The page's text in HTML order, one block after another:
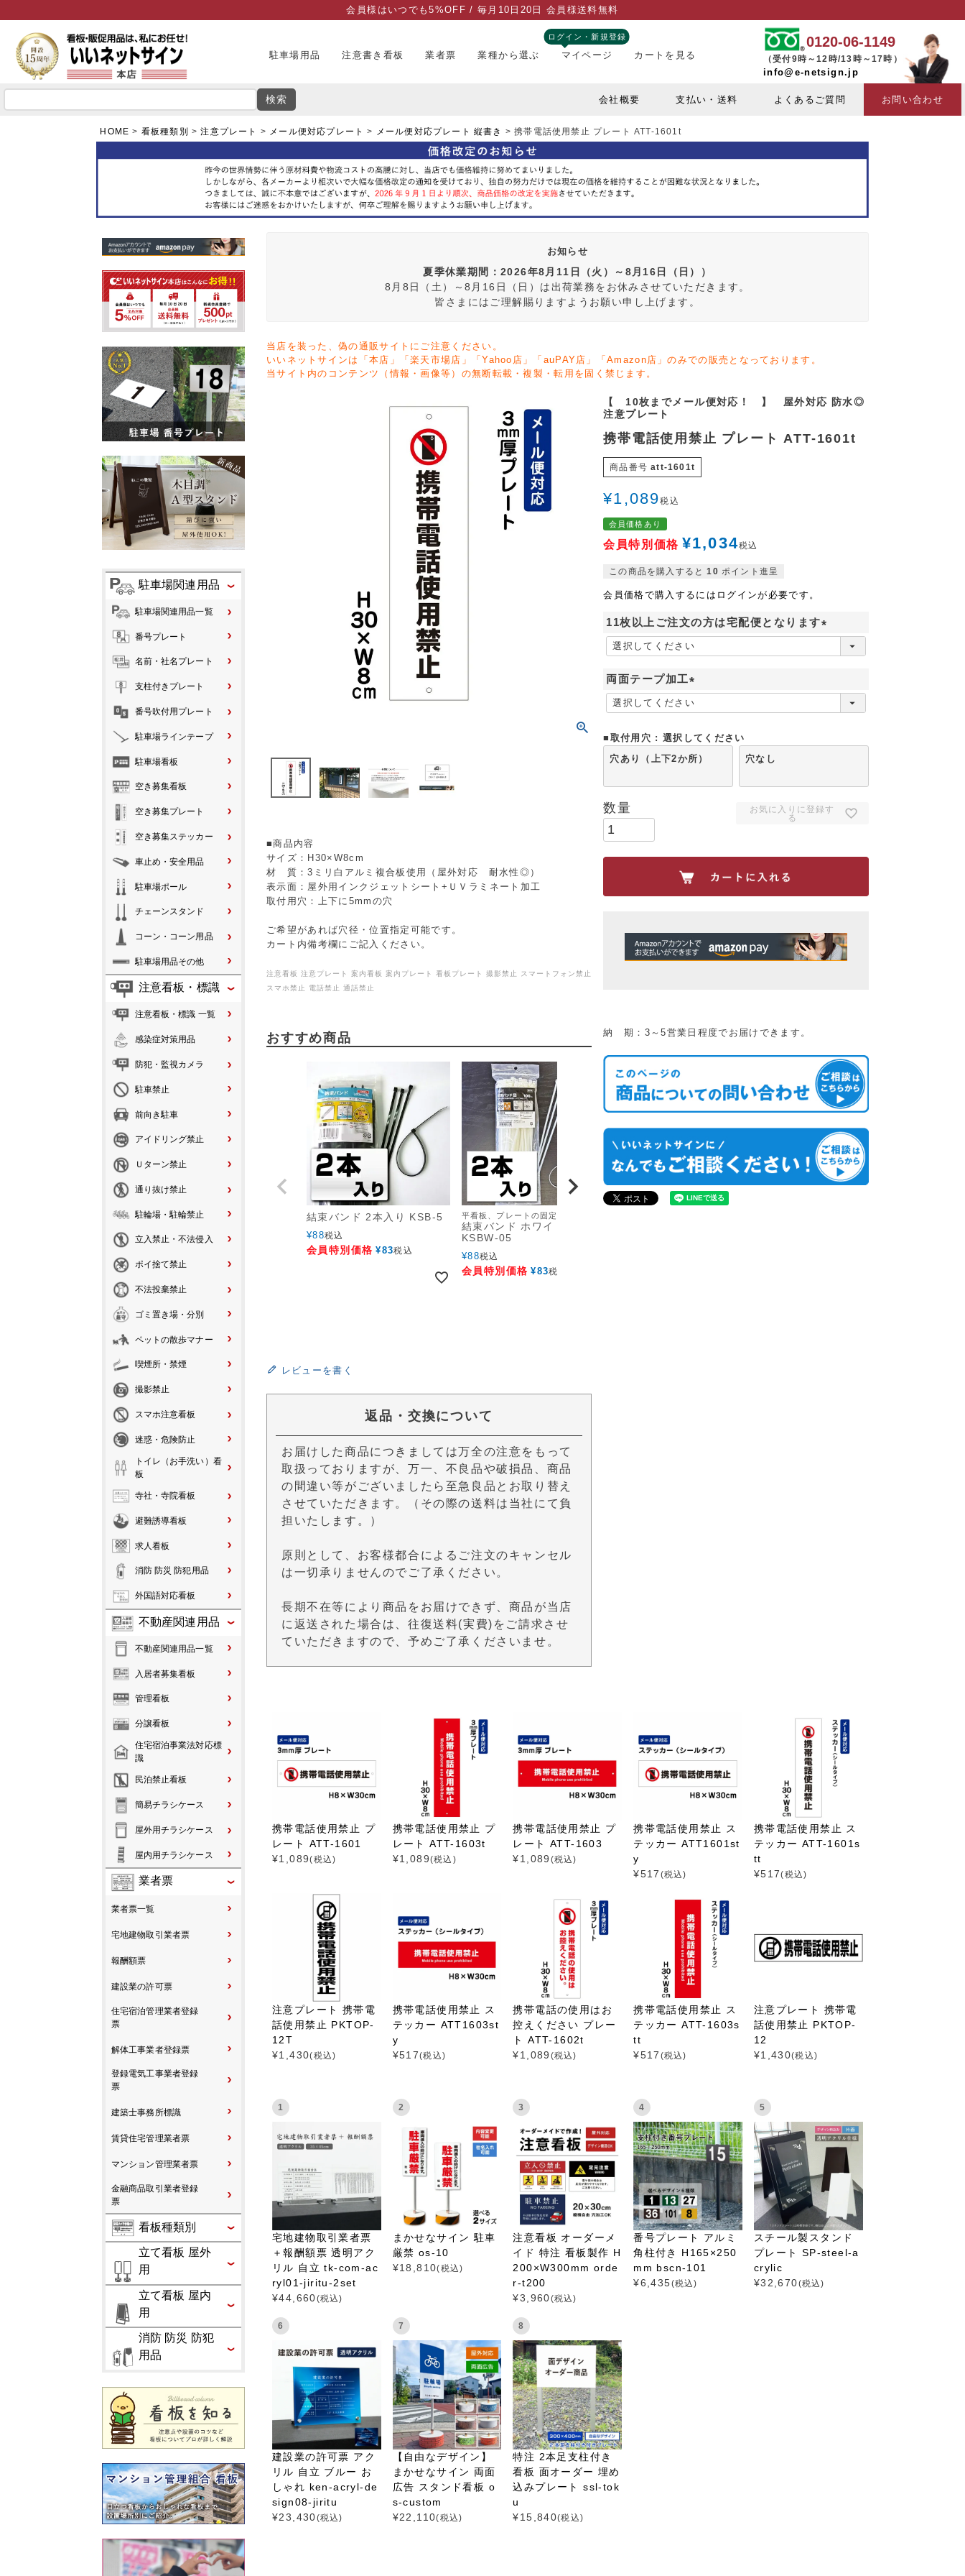
会員様はいつでも5%OFF / 毎月10日20日 会員様送料無料
駐車場用品 注意書き看板 業者票 業種から選ぶ
ログイン・新規登録
マイページ カートを見る
0120-06-1149
（受付9時～12時/13時～17時）
info@e-netsign.jp
検索 会社概要 支払い・送料 よくあるご質問 お問い合わせ
HOME 看板種類別 注意プレート メール便対応プレート メール便対応プレート 縦書き 携帯電話使用禁止 プレート ATT-1601t
駐車場関連用品
駐車場関連用品一覧
番号プレート
名前・社名プレート
支柱付きプレート
番号吹付用プレート
駐車場ラインテープ
駐車場看板
空き募集看板
空き募集プレート
空き募集ステッカー
車止め・安全用品
駐車場ポール
チェーンスタンド
コーン・コーン用品
駐車場用品その他
注意看板・標識
注意看板・標識 一覧
感染症対策用品
防犯・監視カメラ
駐車禁止
前向き駐車
アイドリング禁止
Ｕターン禁止
通り抜け禁止
駐輪場・駐輪禁止
立入禁止・不法侵入
ポイ捨て禁止
不法投棄禁止
ゴミ置き場・分別
ペットの散歩マナー
喫煙所・禁煙
撮影禁止
スマホ注意看板
迷惑・危険防止
トイレ（お手洗い）看
板
寺社・寺院看板
避難誘導看板
求人看板
消防 防災 防犯用品
外国語対応看板
不動産関連用品
不動産関連用品一覧
入居者募集看板
管理看板
分譲看板
住宅宿泊事業法対応標
識
民泊禁止看板
簡易チラシケース
屋外用チラシケース
屋内用チラシケース
業者票
業者票一覧
宅地建物取引業者票
報酬額票
建設業の許可票
住宅宿泊管理業者登録
票
解体工事業者登録票
登録電気工事業者登録
票
建築士事務所標識
賃貸住宅管理業者票
マンション管理業者票
金融商品取引業者登録
票
看板種類別
立て看板 屋外
用
立て看板 屋内
用
消防 防災 防犯
用品
お知らせ
夏季休業期間：2026年8月11日（火）～8月16日（日））
8月8日（土）～8月16日（日）は出荷業務をお休みさせていただきます。
皆さまにはご理解賜りますようお願い申し上げます。
当店を装った、偽の通販サイトにご注意ください。
いいネットサインは「本店」「楽天市場店」「Yahoo店」「auPAY店」「Amazon店」のみでの販売となっております。
当サイト内のコンテンツ（情報・画像等）の無断転載・複製・転用を固く禁じます。
■商品内容
サイズ：H30×W8cm
材 質：3ミリ白アルミ複合板使用（屋外対応 耐水性◎）
表示面：屋外用インクジェットシート+ＵＶラミネート加工
取付用穴：上下に5mmの穴
ご希望があれば穴径・位置指定可能です。
カート内備考欄にご記入ください。
注意看板 注意プレート 案内看板 案内プレート 看板プレート 撮影禁止 スマートフォン禁止
スマホ禁止 電話禁止 通話禁止
おすすめ商品
結束バンド 2本入り KSB-5
¥88税込
会員特別価格 ¥83税込
平看板、プレートの固定に
結束バンド ホワイト2本入り
KSBW-05
¥88税込
会員特別価格 ¥83税込
レビューを書く
返品・交換について
お届けした商品につきましては万全の注意をもって
取扱っておりますが、万一、不良品や破損品、商品
の間違い等がございましたら至急良品とお取り替え
させていただきます。（その際の送料は当社にて負
担いたします。）
原則として、お客様都合によるご注文のキャンセル
は一切承りませんのでご了承ください。
長期不在等により商品をお届けできず、商品が当店
に返送された場合は、往復送料(実費)をご請求させ
ていただきますので、予めご了承くださいませ。
【 10枚までメール便対応！ 】 屋外対応 防水◎
注意プレート
携帯電話使用禁止 プレート ATT-1601t
商品番号 att-1601t
¥1,089税込
会員価格あり
会員特別価格 ¥1,034税込
この商品を購入すると 10 ポイント進呈
会員価格で購入するにはログインが必要です。
11枚以上ご注文の方は宅配便となります
必
両面テープ加工
(
必
)
■取付用穴
選択してください
穴あり（上下2か所）
穴なし
お気に入りに登録す
る
納 期：3～5営業日程度でお届けできます。
携帯電話使用禁止 プ
レート ATT-1601
¥1,089(税込)
携帯電話使用禁止 プ
レート ATT-1603t
¥1,089(税込)
携帯電話使用禁止 プ
レート ATT-1603
¥1,089 (税込)
携帯電話使用禁止 ス
テッカー ATT1601st
y
¥517 (税込)
携帯電話使用禁止 ス
テッカー ATT-1601s
tt
¥517(税込)
注意プレート 携帯電
話使用禁止 PKTOP-
12T
¥1,430(税込)
携帯電話使用禁止 ス
テッカー ATT1603st
y
¥517(税込)
携帯電話の使用はお
控えください プレー
ト ATT-1602t
¥1,089 (税込)
携帯電話使用禁止 ス
テッカー ATT-1603s
tt
¥517 (税込)
注意プレート 携帯電
話使用禁止 PKTOP-
12
¥1,430(税込)
1
宅地建物取引業者票
＋報酬額票 透明アク
リル 自立 tk-com-ac
ryl01-jiritu-2set
¥44,660(税込)
2
まかせなサイン 駐車
厳禁 os-10
¥18,810(税込)
3
注意看板 オーダーメ
イド 特注 看板製作 H
200×W300mm orde
r-t200
¥3,960(税込)
4
番号プレート アルミ
角柱付き H165×250
mm bscn-101
¥6,435(税込)
5
スチール製スタンド
プレート SP-steel-a
crylic
¥32,670(税込)
6
建設業の許可票 アク
リル 自立 ブルー お
しゃれ ken-acryl-de
sign08-jiritu
¥23,430(税込)
7
【自由なデザイン】
まかせなサイン 両面
広告 スタンド看板 o
s-custom
¥22,110(税込)
8
特注 2本足支柱付き
看板 面オーダー 埋め
込みプレート ssl-tok
u
¥15,840(税込)